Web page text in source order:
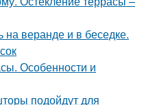
веранде и в беседке.
Особенности и
подойдут для